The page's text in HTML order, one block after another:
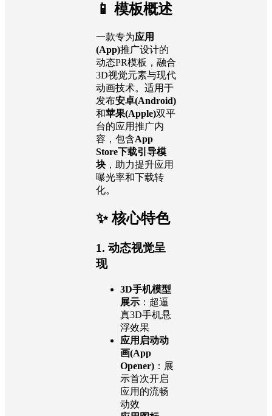
📱 模板概述
一款专为应用
(App)推广设计的
动态PR模板，融合
3D视觉元素与现代
动画技术。适用于
发布安卓(Android)
和苹果(Apple)双平
台的应用推广内
容，包含App
Store下载引导模
块 ，助力提升应用
曝光率和下载转
化。
✨ 核心特色
1. 动态视觉呈
现
3D手机模型
展示 ：超逼
真3D手机悬
浮效果
应用启动动
画(App
Opener) ：展
示首次开启
应用的流畅
动效